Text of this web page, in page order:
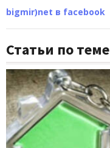
bigmir)net в facebook
Статьи по теме